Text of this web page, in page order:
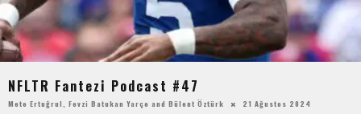
NFLTR Fantezi Podcast #47
Mete Ertuğrul Fevzi Batukan Yarçe and Bülent Öztürk 21 Ağustos 2024